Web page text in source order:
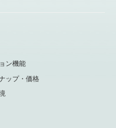
ン機能
ップ・価格